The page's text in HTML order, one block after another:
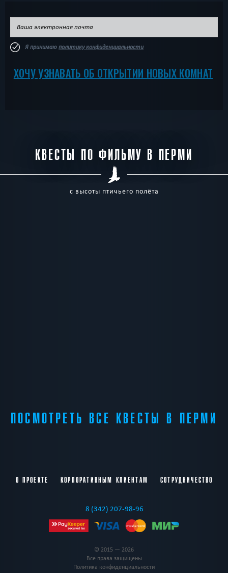
Я принимаю политику конфиденциальности
ХОЧУ УЗНАВАТЬ ОБ ОТКРЫТИИ НОВЫХ КОМНАТ
КВЕСТЫ ПО ФИЛЬМУ В ПЕРМИ
с высоты птичьего полёта
ПОСМОТРЕТЬ ВСЕ КВЕСТЫ В ПЕРМИ
О ПРОЕКТЕ КОРПОРАТИВНЫМ КЛИЕНТАМ СОТРУДНИЧЕСТВО
8 (342) 207-98-96
© 2015 — 2026
Все права защищены
Политика конфиденциальности